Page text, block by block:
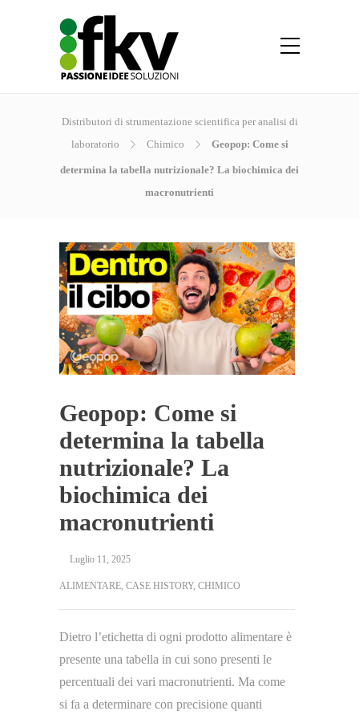
Distributori di strumentazione scientifica per analisi di
laboratorio
Chimico Geopop: Come si
determina la tabella nutrizionale? La biochimica dei
macronutrienti
Geopop: Come si
determina la tabella
nutrizionale? La
biochimica dei
macronutrienti
Luglio 11, 2025
ALIMENTARE, CASE HISTORY, CHIMICO
Dietro l’etichetta di ogni prodotto alimentare è
presente una tabella in cui sono presenti le
percentuali dei vari macronutrienti. Ma come
si fa a determinare con precisione quanti